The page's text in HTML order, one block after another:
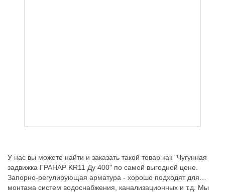
У нас вы можете найти и заказать такой товар как "Чугунная
задвижка ГРАНАР KR11 Ду 400" по самой выгодной цене.
Запорно-регулирующая арматура - хорошо подходят для
монтажа систем водоснабжения, канализационных и т.д. Мы